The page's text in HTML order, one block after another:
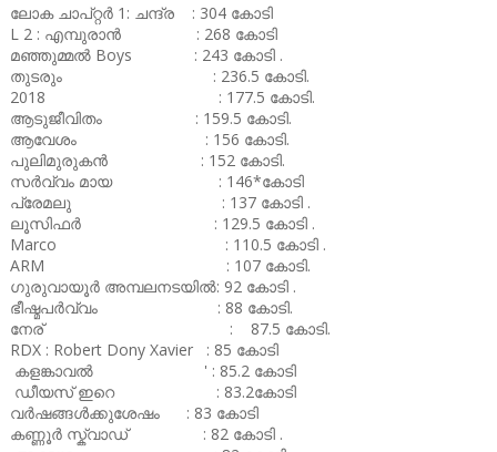
ലോക ചാപ്റ്റർ 1: ചന്ദ്ര : 304 കോടി
L 2 : എമ്പുരാൻ : 268 കോടി
മഞ്ഞുമ്മൽ Boys : 243 കോടി .
തുടരും : 236.5 കോടി.
2018 : 177.5 കോടി.
ആടുജീവിതം : 159.5 കോടി.
ആവേശം : 156 കോടി.
പുലിമുരുകൻ : 152 കോടി.
സർവ്വം മായ : 146*കോടി
പ്രേമലു : 137 കോടി .
ലൂസിഫർ : 129.5 കോടി .
Marco : 110.5 കോടി .
ARM : 107 കോടി.
ഗുരുവായൂർ അമ്പലനടയിൽ: 92 കോടി .
ഭീഷ്മപർവ്വം : 88 കോടി.
നേര് : 87.5 കോടി.
RDX : Robert Dony Xavier : 85 കോടി
കളങ്കാവൽ ' : 85.2 കോടി
ഡീയസ് ഇറെ : 83.2കോടി
വർഷങ്ങൾക്കുശേഷം : 83 കോടി
കണ്ണൂർ സ്ക്വാഡ് : 82 കോടി .